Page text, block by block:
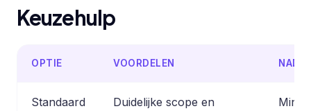
Keuzehulp
OPTIE VOORDELEN
Standaard
Duidelijke scope en